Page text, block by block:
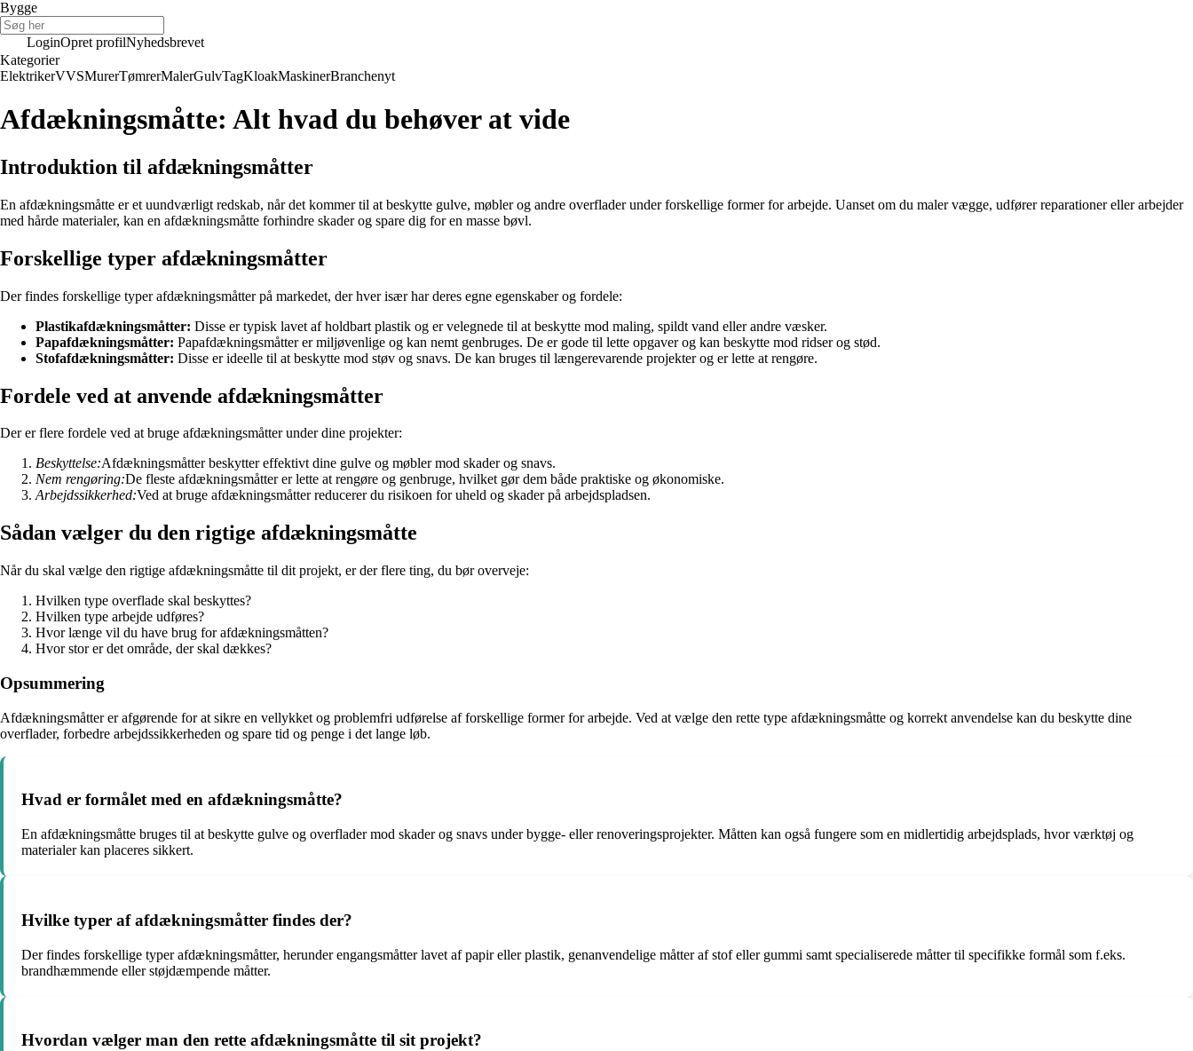
Bygge
LoginOpret profilNyhedsbrevet
Kategorier
ElektrikerVVSMurerTømrerMalerGulvTagKloakMaskinerBranchenyt
Afdækningsmåtte: Alt hvad du behøver at vide
Introduktion til afdækningsmåtter
En afdækningsmåtte er et uundværligt redskab, når det kommer til at beskytte gulve, møbler og andre overflader under forskellige former for arbejde. Uanset om du maler vægge, udfører reparationer eller arbejder
med hårde materialer, kan en afdækningsmåtte forhindre skader og spare dig for en masse bøvl.
Forskellige typer afdækningsmåtter
Der findes forskellige typer afdækningsmåtter på markedet, der hver især har deres egne egenskaber og fordele:
Plastikafdækningsmåtter: Disse er typisk lavet af holdbart plastik og er velegnede til at beskytte mod maling, spildt vand eller andre væsker.
Papafdækningsmåtter: Papafdækningsmåtter er miljøvenlige og kan nemt genbruges. De er gode til lette opgaver og kan beskytte mod ridser og stød.
Stofafdækningsmåtter: Disse er ideelle til at beskytte mod støv og snavs. De kan bruges til længerevarende projekter og er lette at rengøre.
Fordele ved at anvende afdækningsmåtter
Der er flere fordele ved at bruge afdækningsmåtter under dine projekter:
Beskyttelse:Afdækningsmåtter beskytter effektivt dine gulve og møbler mod skader og snavs.
Nem rengøring:De fleste afdækningsmåtter er lette at rengøre og genbruge, hvilket gør dem både praktiske og økonomiske.
Arbejdssikkerhed:Ved at bruge afdækningsmåtter reducerer du risikoen for uheld og skader på arbejdspladsen.
Sådan vælger du den rigtige afdækningsmåtte
Når du skal vælge den rigtige afdækningsmåtte til dit projekt, er der flere ting, du bør overveje:
Hvilken type overflade skal beskyttes?
Hvilken type arbejde udføres?
Hvor længe vil du have brug for afdækningsmåtten?
Hvor stor er det område, der skal dækkes?
Opsummering
Afdækningsmåtter er afgørende for at sikre en vellykket og problemfri udførelse af forskellige former for arbejde. Ved at vælge den rette type afdækningsmåtte og korrekt anvendelse kan du beskytte dine
overflader, forbedre arbejdssikkerheden og spare tid og penge i det lange løb.
Hvad er formålet med en afdækningsmåtte?
En afdækningsmåtte bruges til at beskytte gulve og overflader mod skader og snavs under bygge- eller renoveringsprojekter. Måtten kan også fungere som en midlertidig arbejdsplads, hvor værktøj og
materialer kan placeres sikkert.
Hvilke typer af afdækningsmåtter findes der?
Der findes forskellige typer afdækningsmåtter, herunder engangsmåtter lavet af papir eller plastik, genanvendelige måtter af stof eller gummi samt specialiserede måtter til specifikke formål som f.eks.
brandhæmmende eller støjdæmpende måtter.
Hvordan vælger man den rette afdækningsmåtte til sit projekt?